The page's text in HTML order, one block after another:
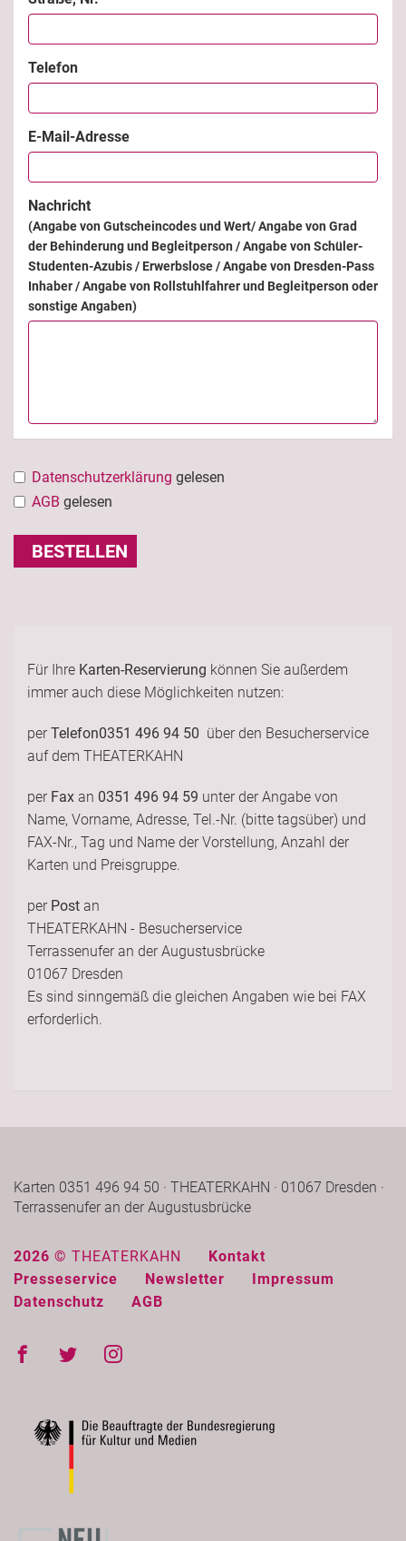
Telefon
E-Mail-Adresse
Nachricht
(Angabe von Gutscheincodes und Wert/ Angabe von Grad
der Behinderung und Begleitperson / Angabe von Schüler-
Studenten-Azubis / Erwerbslose / Angabe von Dresden-Pass
Inhaber / Angabe von Rollstuhlfahrer und Begleitperson oder
sonstige Angaben)
Datenschutzerklärung gelesen
AGB gelesen
BESTELLEN
Für Ihre Karten-Reservierung können Sie außerdem
immer auch diese Möglichkeiten nutzen:
perTelefon0351 496 94 50 über den Besucherservice
auf dem THEATERKAHN
per Fax an 0351 496 94 59 unter der Angabe von
Name, Vorname, Adresse, Tel.-Nr. (bitte tagsüber) und
FAX-Nr., Tag und Name der Vorstellung, Anzahl der
Karten und Preisgruppe.
per Post an
THEATERKAHN - Besucherservice
Terrassenufer an der Augustusbrücke
01067 Dresden
Es sind sinngemäß die gleichen Angaben wie bei FAX
erforderlich.
Karten 0351 496 94 50 · THEATERKAHN · 01067 Dresden ·
Terrassenufer an der Augustusbrücke
2026 © THEATERKAHN
Kontakt
Presseservice
Newsletter
Impressum
Datenschutz
AGB